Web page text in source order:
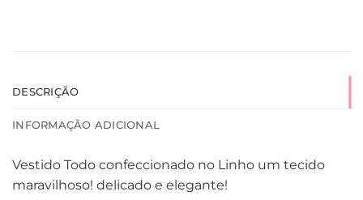
DESCRIÇÃO
INFORMAÇÃO ADICIONAL
Vestido Todo confeccionado no Linho um tecido
maravilhoso! delicado e elegante!